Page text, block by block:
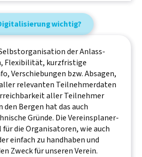
wichtig?
der Anlass-
Flexibilität, kurzfristige
Verschiebungen bzw. Absagen,
relevanten Teilnehmerdaten
aller Teilnehmer
Bergen hat das auch
Gründe. Die Vereinsplaner-
die Organisatoren, wie auch
einfach zu handhaben und
Zweck für unseren Verein.